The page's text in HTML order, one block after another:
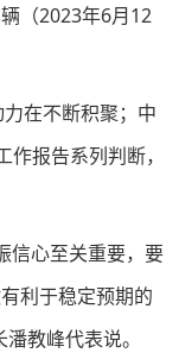
（2023年6月12
在不断积聚；中
报告系列判断，
信心至关重要，要
利于稳定预期的
教峰代表说。